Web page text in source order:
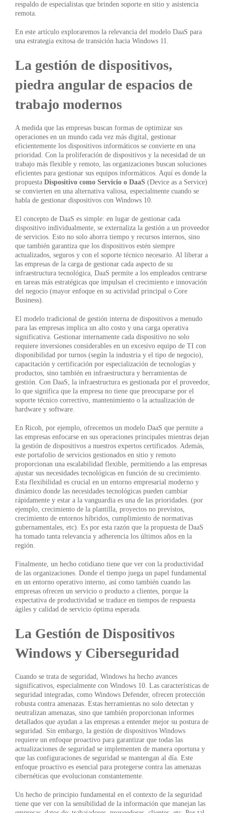
respaldo de especialistas que brinden soporte en sitio y asistencia
remota.
En este artículo exploraremos la relevancia del modelo DaaS para
una estrategia exitosa de transición hacia Windows 11.
La gestión de dispositivos,
piedra angular de espacios de
trabajo modernos
A medida que las empresas buscan formas de optimizar sus
operaciones en un mundo cada vez más digital, gestionar
eficientemente los dispositivos informáticos se convierte en una
prioridad. Con la proliferación de dispositivos y la necesidad de un
trabajo más flexible y remoto, las organizaciones buscan soluciones
eficientes para gestionar sus equipos informáticos. Aquí es donde la
propuesta Dispositivo como Servicio o DaaS (Device as a Service)
se convierten en una alternativa valiosa, especialmente cuando se
habla de gestionar dispositivos con Windows 10.
El concepto de DaaS es simple: en lugar de gestionar cada
dispositivo individualmente, se externaliza la gestión a un proveedor
de servicios. Esto no solo ahorra tiempo y recursos internos, sino
que también garantiza que los dispositivos estén siempre
actualizados, seguros y con el soporte técnico necesario. Al liberar a
las empresas de la carga de gestionar cada aspecto de su
infraestructura tecnológica, DaaS permite a los empleados centrarse
en tareas más estratégicas que impulsan el crecimiento e innovación
del negocio (mayor enfoque en su actividad principal o Core
Business).
El modelo tradicional de gestión interna de dispositivos a menudo
para las empresas implica un alto costo y una carga operativa
significativa. Gestionar internamente cada dispositivo no solo
requiere inversiones considerables en un excesivo equipo de TI con
disponibilidad por turnos (según la industria y el tipo de negocio),
capacitación y certificación por especialización de tecnologías y
productos, sino también en infraestructura y herramientas de
gestión. Con DaaS, la infraestructura es gestionada por el proveedor,
lo que significa que la empresa no tiene que preocuparse por el
soporte técnico correctivo, mantenimiento o la actualización de
hardware y software.
En Ricoh, por ejemplo, ofrecemos un modelo DaaS que permite a
las empresas enfocarse en sus operaciones principales mientras dejan
la gestión de dispositivos a nuestros expertos certificados. Además,
este portafolio de servicios gestionados en sitio y remoto
proporcionan una escalabilidad flexible, permitiendo a las empresas
ajustar sus necesidades tecnológicas en función de su crecimiento.
Esta flexibilidad es crucial en un entorno empresarial moderno y
dinámico donde las necesidades tecnológicas pueden cambiar
rápidamente y estar a la vanguardia es una de las prioridades. (por
ejemplo, crecimiento de la plantilla, proyectos no previstos,
crecimiento de entornos híbridos, cumplimiento de normativas
gubernamentales, etc). Es por esta razón que la propuesta de DaaS
ha tomado tanta relevancia y adherencia los últimos años en la
región.
Finalmente, un hecho cotidiano tiene que ver con la productividad
de las organizaciones. Donde el tiempo juega un papel fundamental
en un entorno operativo interno, así como también cuando las
empresas ofrecen un servicio o producto a clientes, porque la
expectativa de productividad se traduce en tiempos de respuesta
ágiles y calidad de servicio óptima esperada.
La Gestión de Dispositivos
Windows y Ciberseguridad
Cuando se trata de seguridad, Windows ha hecho avances
significativos, especialmente con Windows 10. Las características de
seguridad integradas, como Windows Defender, ofrecen protección
robusta contra amenazas. Estas herramientas no solo detectan y
neutralizan amenazas, sino que también proporcionan informes
detallados que ayudan a las empresas a entender mejor su postura de
seguridad. Sin embargo, la gestión de dispositivos Windows
requiere un enfoque proactivo para garantizar que todas las
actualizaciones de seguridad se implementen de manera oportuna y
que las configuraciones de seguridad se mantengan al día. Este
enfoque proactivo es esencial para protegerse contra las amenazas
cibernéticas que evolucionan constantemente.
Un hecho de principio fundamental en el contexto de la seguridad
tiene que ver con la sensibilidad de la información que manejan las